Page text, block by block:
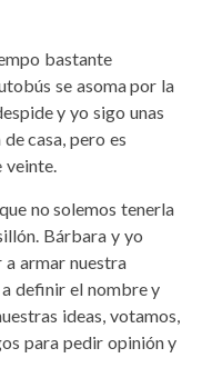
bastante
se asoma por la
y yo sigo unas
casa, pero es
no solemos tenerla
Bárbara y yo
a armar nuestra
definir el nombre y
ideas, votamos,
para pedir opinión y